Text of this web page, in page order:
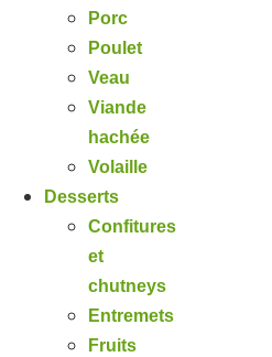
Porc
Poulet
Veau
Viande
hachée
Volaille
Desserts
Confitures
et
chutneys
Entremets
Fruits